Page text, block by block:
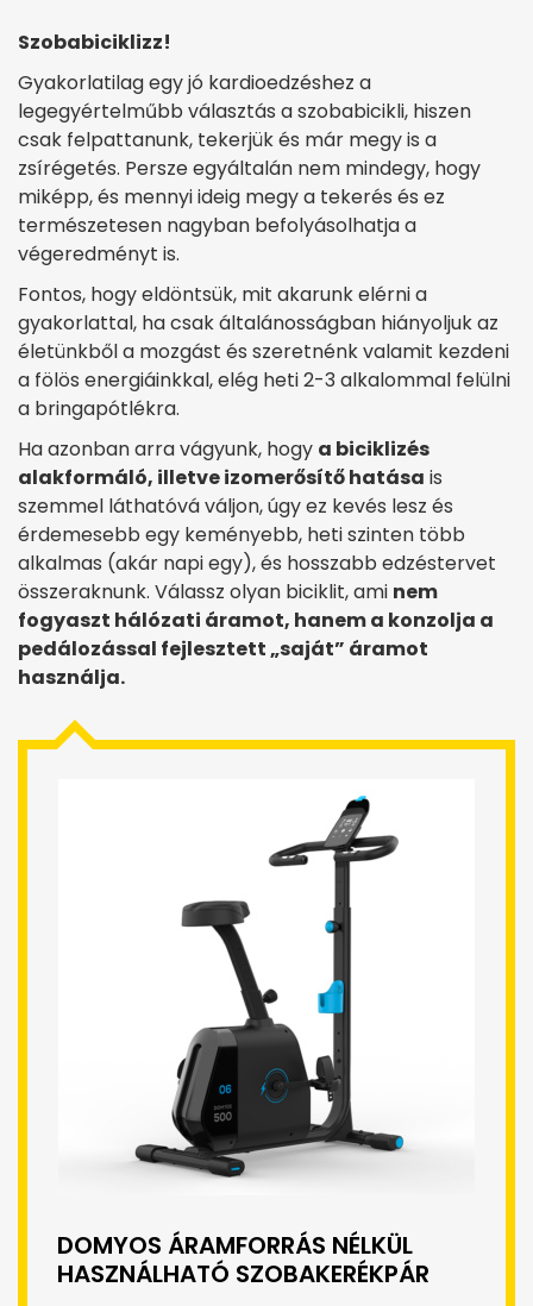
Szobabiciklizz!
Gyakorlatilag egy jó kardioedzéshez a
legegyértelműbb választás a szobabicikli, hiszen
csak felpattanunk, tekerjük és már megy is a
zsírégetés. Persze egyáltalán nem mindegy, hogy
miképp, és mennyi ideig megy a tekerés és ez
természetesen nagyban befolyásolhatja a
végeredményt is.
Fontos, hogy eldöntsük, mit akarunk elérni a
gyakorlattal, ha csak általánosságban hiányoljuk az
életünkből a mozgást és szeretnénk valamit kezdeni
a fölös energiáinkkal, elég heti 2-3 alkalommal felülni
a bringapótlékra.
Ha azonban arra vágyunk, hogy a biciklizés
alakformáló, illetve izomerősítő hatása is
szemmel láthatóvá váljon, úgy ez kevés lesz és
érdemesebb egy keményebb, heti szinten több
alkalmas (akár napi egy), és hosszabb edzéstervet
összeraknunk. Válassz olyan biciklit, ami nem
fogyaszt hálózati áramot, hanem a konzolja a
pedálozással fejlesztett „saját” áramot
használja.
DOMYOS ÁRAMFORRÁS NÉLKÜL
HASZNÁLHATÓ SZOBAKERÉKPÁR